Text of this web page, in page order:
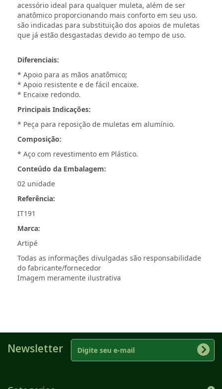
acessório ideal para qualquer muleta, além de ser
anatômico proporcionando mais conforto em seu uso.
são indicadas para substituição dos apoios de muletas
que já estão desgastadas devido ao tempo de uso.
Diferenciais:
* Apoio para as mãos anatômico;
* Apoio resistente e de fácil encaixe.
* Encaixe redondo.
Principais Indicações:
* Peça para reposição de muletas em alumínio.
Composição:
* Aço com revestimento em Plástico.
Conteúdo da Embalagem:
02 unidade
Referência:
IT191
Marca:
Artipé
Todas as informações divulgadas são responsabilidade
do fabricante/fornecedor
Imagem meramente ilustrativa
Newsletter